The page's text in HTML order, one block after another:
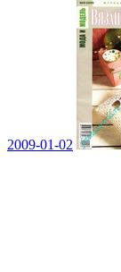
2009-01-02